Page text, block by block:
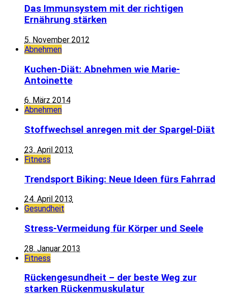
Das Immunsystem mit der richtigen
Ernährung stärken
5. November 2012
Abnehmen
Kuchen-Diät: Abnehmen wie Marie-
Antoinette
6. März 2014
Abnehmen
Stoffwechsel anregen mit der Spargel-Diät
23. April 2013
Fitness
Trendsport Biking: Neue Ideen fürs Fahrrad
24. April 2013
Gesundheit
Stress-Vermeidung für Körper und Seele
28. Januar 2013
Fitness
Rückengesundheit – der beste Weg zur
starken Rückenmuskulatur